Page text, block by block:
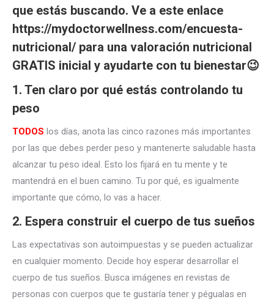
que estás buscando. Ve a este enlace
https://mydoctorwellness.com/encuesta-
nutricional/ para una valoración nutricional
GRATIS inicial y ayudarte con tu bienestar😉
1. Ten claro por qué estás controlando tu
peso
TODOS los días, anota las cinco razones más importantes
por las que debes perder peso y mantenerte saludable hasta
alcanzar tu peso ideal. Esto los fijará en tu mente y te
mantendrá en el buen camino. Tu por qué, es igualmente
importante que cómo, lo vas a hacer.
2. Espera construir el cuerpo de tus sueños
Las expectativas son autoimpuestas y se pueden actualizar
en cualquier momento. Decide hoy esperar desarrollar el
cuerpo de tus sueños. Busca imágenes en revistas de
personas con cuerpos que te gustaría tener y pégualas en